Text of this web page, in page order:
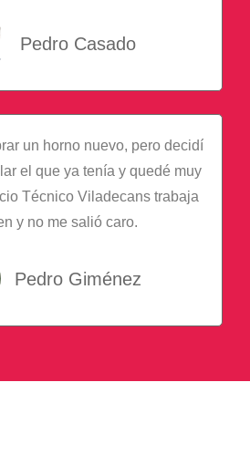
Pedro Casado
un horno nuevo, pero decidí
el que ya tenía y quedé muy
Técnico Viladecans trabaja
y no me salió caro.
Pedro Giménez